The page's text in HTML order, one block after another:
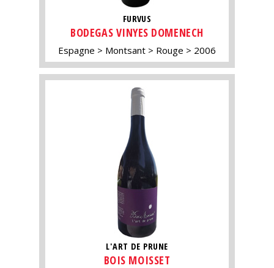
FURVUS
BODEGAS VINYES DOMENECH
Espagne Montsant Rouge 2006
L'ART DE PRUNE
BOIS MOISSET